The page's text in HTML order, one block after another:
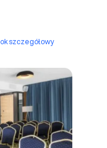
szczegółowy